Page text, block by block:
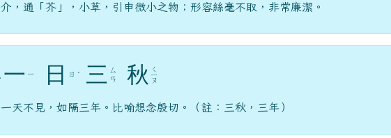
介，通「芥」，小草，引申微小之物；形容絲毫不取，非常廉潔。
一 ㄧ 日 ㄖ ˋ 三 ㄙ
ㄢ
秋 ㄑ
ㄧ
ㄡ
一天不見，如隔三年。比喻想念殷切。（註：三秋，三年）